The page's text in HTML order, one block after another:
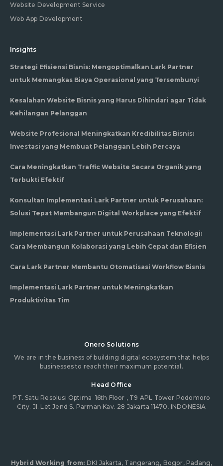
Website Development Service
Web App Development
Insights
Strategi Efisiensi Bisnis: Mengoptimalkan Lark Partner
untuk Memangkas Biaya Operasional yang Tersembunyi
Kesalahan Website Bisnis yang Harus Dihindari agar Tidak
Kehilangan Pelanggan
Website Profesional Meningkatkan Kredibilitas Bisnis:
Investasi yang Membuat Pelanggan Lebih Percaya
Cara Meningkatkan Traffic Website Secara Organik yang
Terbukti Efektif
Konsultan Implementasi Lark Partner untuk Perusahaan:
Solusi Tepat Membangun Digital Workplace yang Efektif
Implementasi Lark Partner untuk Perusahaan Teknologi:
Cara Membangun Kolaborasi yang Lebih Cepat dan Efisien
Cara Lark Partner Membantu Otomatisasi Workflow Bisnis
Implementasi Lark Partner untuk Meningkatkan
Produktivitas Tim
Onero Solutions
We are in the business of building digital ecosystem that helps
businesses to reach their maximum potential.
Head Office
PT. Satu Resolusi Optima 16th Floor , T9 APL Tower Podomoro
City. Jl. Let Jend S. Parman Kav. 28 Jakarta 11470, INDONESIA
Hybrid Working from: DKI Jakarta, Tangerang, Bogor, Padang,